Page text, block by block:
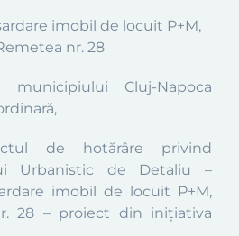
imobil de locuit P+M,
nr. 28
Cluj-Napoca
,
de hotărâre privind
Urbanistic de Detaliu –
imobil de locuit P+M,
28 –proiect din iniţiativa